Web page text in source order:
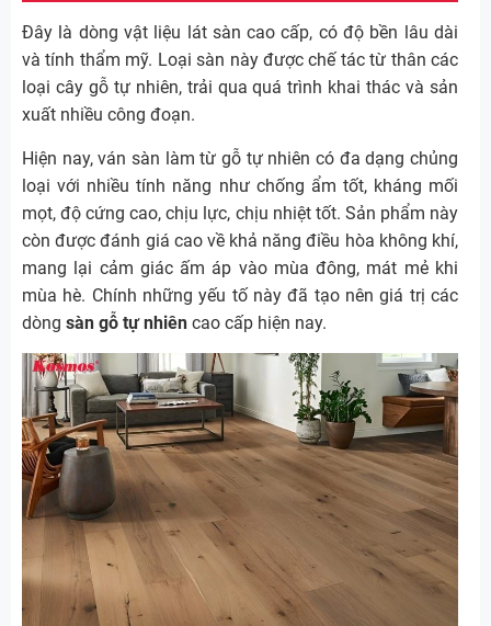
Đây là dòng vật liệu lát sàn cao cấp, có độ bền lâu dài
và tính thẩm mỹ. Loại sàn này được chế tác từ thân các
loại cây gỗ tự nhiên, trải qua quá trình khai thác và sản
xuất nhiều công đoạn.
Hiện nay, ván sàn làm từ gỗ tự nhiên có đa dạng chủng
loại với nhiều tính năng như chống ẩm tốt, kháng mối
mọt, độ cứng cao, chịu lực, chịu nhiệt tốt. Sản phẩm này
còn được đánh giá cao về khả năng điều hòa không khí,
mang lại cảm giác ấm áp vào mùa đông, mát mẻ khi
mùa hè. Chính những yếu tố này đã tạo nên giá trị các
dòng sàn gỗ tự nhiên cao cấp hiện nay.